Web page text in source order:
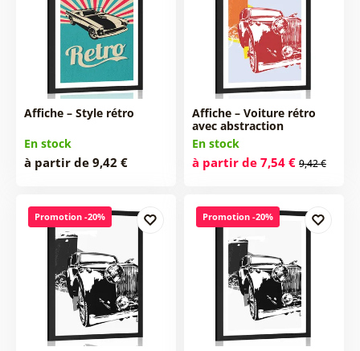
Affiche – Style rétro
En stock
à partir de 9,42 €
Affiche – Voiture rétro
avec abstraction
En stock
à partir de 7,54 € 9,42 €
Promotion -20% Promotion -20%